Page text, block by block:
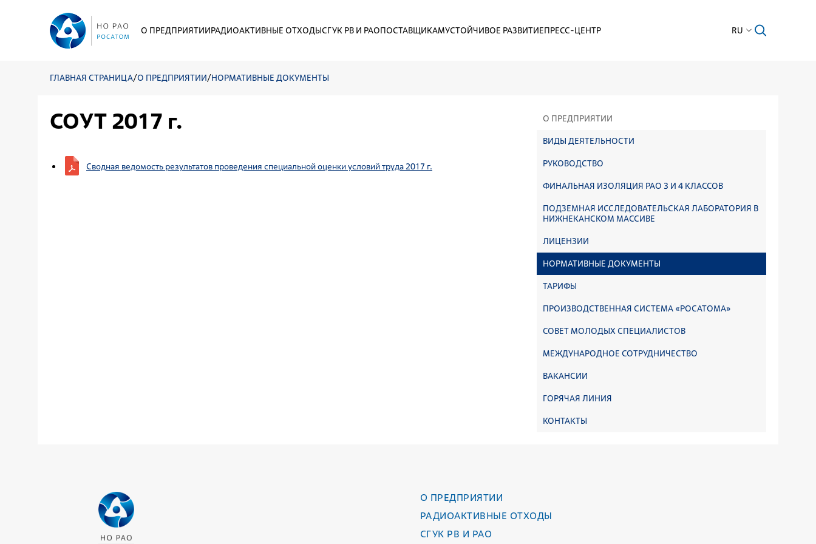
О ПРЕДПРИЯТИИРАДИОАКТИВНЫЕ ОТХОДЫСГУК РВ И РАОПОСТАВЩИКАМУСТОЙЧИВОЕ РАЗВИТИЕПРЕСС-ЦЕНТР RU
ГЛАВНАЯ СТРАНИЦА/О ПРЕДПРИЯТИИ/НОРМАТИВНЫЕ ДОКУМЕНТЫ
О ПРЕДПРИЯТИИ
ВИДЫ ДЕЯТЕЛЬНОСТИ
РУКОВОДСТВО
ФИНАЛЬНАЯ ИЗОЛЯЦИЯ РАО 3 И 4 КЛАССОВ
ПОДЗЕМНАЯ ИССЛЕДОВАТЕЛЬСКАЯ ЛАБОРАТОРИЯ В
НИЖНЕКАНСКОМ МАССИВЕ
ЛИЦЕНЗИИ
НОРМАТИВНЫЕ ДОКУМЕНТЫ
ТАРИФЫ
ПРОИЗВОДСТВЕННАЯ СИСТЕМА «РОСАТОМА»
СОВЕТ МОЛОДЫХ СПЕЦИАЛИСТОВ
МЕЖДУНАРОДНОЕ СОТРУДНИЧЕСТВО
ВАКАНСИИ
ГОРЯЧАЯ ЛИНИЯ
КОНТАКТЫ
СОУТ 2017 г.
Сводная ведомость результатов проведения специальной оценки условий труда 2017 г.
О ПРЕДПРИЯТИИ
РАДИОАКТИВНЫЕ ОТХОДЫ
СГУК РВ И РАО